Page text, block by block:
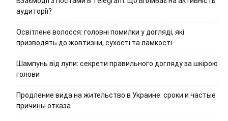
аудиторії?
Освітлене волосся: головні помилки у догляді, які
призводять до жовтизни, сухості та ламкості
Шампунь від лупи: секрети правильного догляду за шкірою
голови
Продление вида на жительство в Украине: сроки и частые
причины отказа